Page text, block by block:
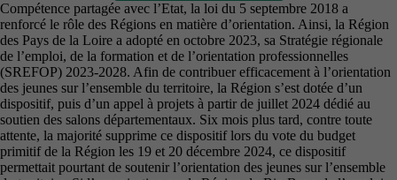
Compétence partagée avec l’Etat, la loi du 5 septembre 2018 a
renforcé le rôle des Régions en matière d’orientation. Ainsi, la Région
des Pays de la Loire a adopté en octobre 2023, sa Stratégie régionale
de l’emploi, de la formation et de l’orientation professionnelles
(SREFOP) 2023-2028. Afin de contribuer efficacement à l’orientation
des jeunes sur l’ensemble du territoire, la Région s’est dotée d’un
dispositif, puis d’un appel à projets à partir de juillet 2024 dédié au
soutien des salons départementaux. Six mois plus tard, contre toute
attente, la majorité supprime ce dispositif lors du vote du budget
primitif de la Région les 19 et 20 décembre 2024, ce dispositif
permettait pourtant de soutenir l’orientation des jeunes sur l’ensemble